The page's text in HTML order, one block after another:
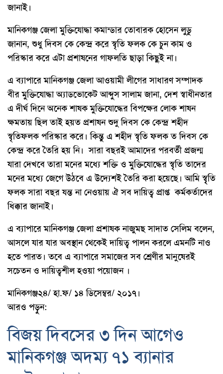
জানাই।
মানিকগঞ্জ জেলা মুক্তিযোদ্ধা কমান্ডার তোবারক হোসেন লুডু
জানান, শুধু দিবস কে কেন্দ্র করে স্বৃতি ফলক কে চুন কাম ও
পরিস্কার করে এটা প্রশাষনের গাফলতি ছাড়া কিছুই না।
এ ব্যাপারে মানিকগঞ্জ জেলা আওয়ামী লীগের সাধারণ সম্পাদক
বীর মুক্তিযোদ্ধা অ্যাডভোকেট আব্দুস সালাম জানা, দেশ স্বাধীনতার
এ দীর্ঘ দিনে অনেক শাষক মুক্তিযোদ্ধের বিপক্ষের লোক শাষন
ক্ষমতায় ছিল তাই হয়ত প্রশাষন শুদু দিবস কে কেন্দ্র শহীদ
স্বৃতিফলক পরিস্কার করে। কিন্তু এ শহীদ স্বৃতি ফলক ত দিবস কে
কেন্দ্র করে তৈরি হয় নি। সারা বছরই আমাদের পরবর্তী প্রজন্ম
যারা দেখবে তারা মনের মধ্যে শক্তি ও মুক্তিযোদ্ধের স্বৃতি তাদের
মনের মধ্যে জেগে উঠবে এ উদ্যেশই তৈরি করা হয়েছে। আমি স্বৃৃতি
ফলক সারা বছর যন্ত না নেওয়ায় ঐ সব দায়িত্ব প্রাপ্ত কর্মকর্তাদের
ধিক্কার জানাই।
এ ব্যাপারে মানিকগঞ্জ জেলা প্রশাষক নাজুমছ সাদাত সেলিম বলেন,
আসলে যার যার অবস্থান থেকেই দায়িত্ব পালন করলে এমনটি নাও
হতে পারত। তবে এ ব্যাপারে সমাজের সব শ্রেণীর মানুষেরই
সচেতন ও দায়িত্বশীল হওয়া পয়োজন ।
মানিকগঞ্জ২৪/ হা.ফ/ ১৪ ডিসেম্বর/ ২০১৭।
আরও পড়ুন:
বিজয় দিবসের ৩ দিন আগেও
মানিকগঞ্জ অদম্য ৭১ ব্যানার